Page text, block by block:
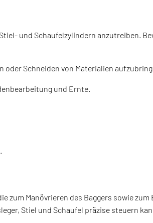
und Schaufelzylindern anzutreiben.
oder Schneiden von Materialien
und Ernte.
Manövrieren des Baggers sowie zum
Stiel und Schaufel präzise steuern